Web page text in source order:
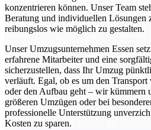
konzentrieren können. Unser Team
Beratung und individuellen Lösungen
reibungslos wie möglich zu gestalten.
Unser Umzugsunternehmen Essen
erfahrene Mitarbeiter und eine
sicherzustellen, dass Ihr Umzug
verläuft. Egal, ob es um den
oder den Aufbau geht – wir kümmern
größeren Umzügen oder bei
professionelle Unterstützung
Kosten zu sparen.